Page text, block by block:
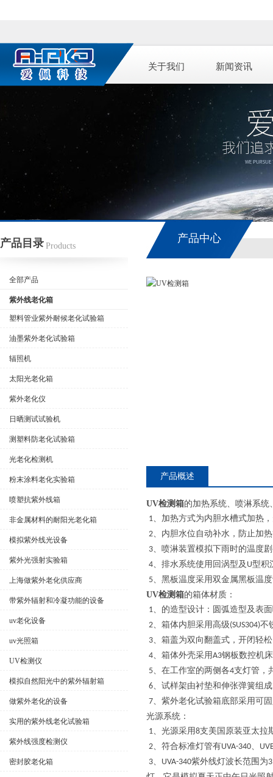
关于我们 新闻资讯
产品目录 Products
全部产品
紫外线老化箱
塑料管业紫外耐候老化试验箱
油墨紫外老化试验箱
辐照机
太阳光老化箱
紫外老化仪
日晒测试试验机
测塑料防老化试验箱
光老化检测机
粉末涂料老化实验箱
喷塑抗紫外线箱
非金属材料的耐阳光老化箱
模拟紫外线光设备
紫外光强射实验箱
上海做紫外老化供应商
带紫外辐射和冷凝功能的设备
uv老化设备
uv光照箱
UV检测仪
模拟自然阳光中的紫外辐射箱
做紫外老化的设备
实用的紫外线老化试验箱
紫外线强度检测仪
密封胶老化箱
产品中心
产品概述
UV检测箱的加热系统、喷淋系统
1、加热方式为内胆水槽式加热
2、内胆水位自动补水，防止加
3、喷淋装置模拟下雨时的温度
4、排水系统使用回涡型及 U型积
5、黑板温度采用双金属黑板温
UV检测箱的箱体材质：
1、的造型设计：圆弧造型及表
2、箱体内胆采用高级(SUS304)不
3、箱盖为双向翻盖式，开闭轻
4、箱体外壳采用A3钢板数控机
5、在工作室的两侧各4支灯管，
6、试样架由衬垫和伸张弹簧组
7、紫外老化试验箱底部采用可
光源系统：
1、光源采用8支美国原装亚太拉
2、符合标准灯管有UVA-340、
3、 UVA-340紫外线灯波长范围为